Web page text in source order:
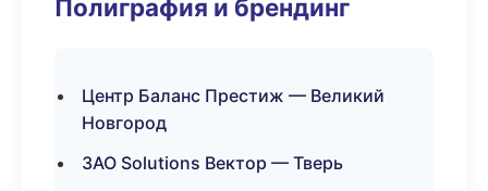
Полиграфия и брендинг
Центр Баланс Престиж — Великий
Новгород
ЗАО Solutions Вектор — Тверь